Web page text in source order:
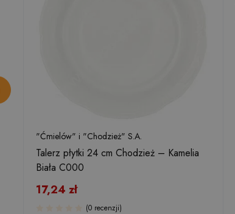
"Ćmielów" i "Chodzież" S.A.
Talerz płytki 24 cm Chodzież – Kamelia
Biała C000
17,24 zł
(0 recenzji)